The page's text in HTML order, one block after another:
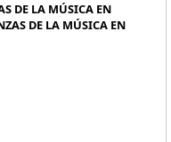
DE LA MÚSICA EN
DE LA MÚSICA EN